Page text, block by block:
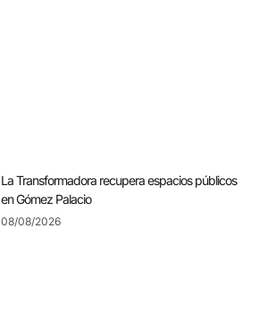
La Transformadora recupera espacios públicos
en Gómez Palacio
08/08/2026